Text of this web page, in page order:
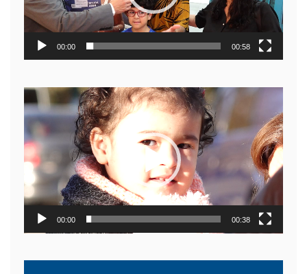
00:00 00:58
Reproductor
de
video
00:00 00:38